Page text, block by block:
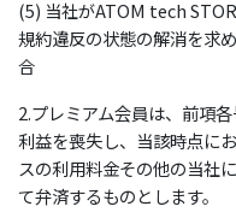
(5) 当社がATOM tech
規約違反の状態の解消を求
合
2.プレミアム会員は、前項
利益を喪失し、当該時点に
スの利用料金その他の当社
て弁済するものとします。